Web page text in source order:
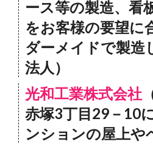
ース等の製造、看
をお客様の要望に
ダーメイドで製造
法人）
光和工業株式会社
赤塚3丁目29－10
ンションの屋上や